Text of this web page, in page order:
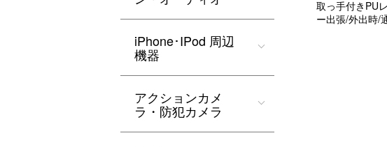
取っ手付きPU
ー出張/外出時/
iPhone･IPod 周辺
機器
アクションカメ
ラ・防犯カメラ